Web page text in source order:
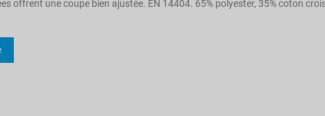
offrent une coupe bien ajustée. EN 14404. 65% polyester, 35% coton